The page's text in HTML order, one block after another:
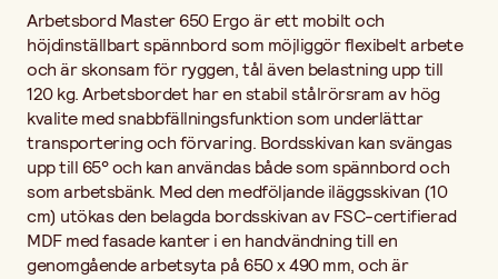
rörspännare för inspänning av runda material hålls arbetsstycket
säkert på plats. Tillbehör som medföljer: 4 plastbackar för plan
fixering 2 rörspännare 1 iläggsskiva.
Arbetsbord Master 650 Ergo är ett mobilt och
höjdinställbart spännbord som möjliggör flexibelt arbete
och är skonsam för ryggen, tål även belastning upp till
120 kg. Arbetsbordet har en stabil stålrörsram av hög
kvalite med snabbfällningsfunktion som underlättar
transportering och förvaring. Bordsskivan kan svängas
upp till 65° och kan användas både som spännbord och
som arbetsbänk. Med den medföljande iläggsskivan (10
cm) utökas den belagda bordsskivan av FSC-certifierad
MDF med fasade kanter i en handvändning till en
genomgående arbetsyta på 650 x 490 mm, och är